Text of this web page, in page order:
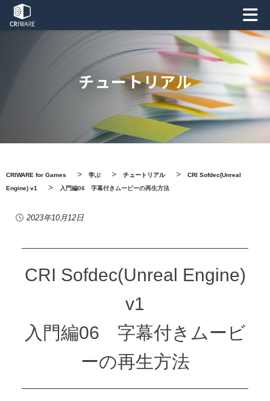
チュートリアル
CRIWARE for Games > 学ぶ > チュートリアル >
CRI Sofdec(Unreal
Engine) v1
> 入門編06 字幕付きムービーの再生方法
2023年10月12日
CRI Sofdec(Unreal Engine)
v1
入門編06 字幕付きムービ
ーの再生方法